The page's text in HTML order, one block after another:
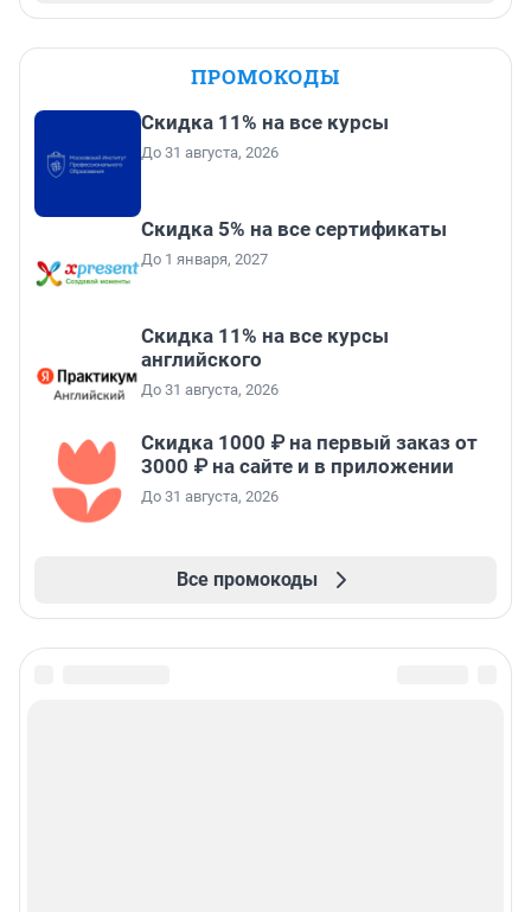
ПРОМОКОДЫ
Скидка 11% на все курсы
До 31 августа, 2026
Скидка 5% на все сертификаты
До 1 января, 2027
Скидка 11% на все курсы
английского
До 31 августа, 2026
Скидка 1000 ₽ на первый заказ от
3000 ₽ на сайте и в приложении
До 31 августа, 2026
Все промокоды